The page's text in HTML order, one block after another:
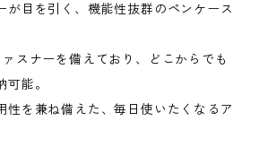
が目を引く、機能性抜群のペンケース
スナーを備えており、どこからでも
能。
性を兼ね備えた、毎日使いたくなるア